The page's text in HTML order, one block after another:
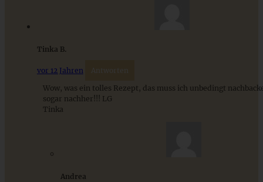
Minuten auf dem Tisch!
ZUM BEITRAG
Tinka B.
vor 12 Jahren Antworten
Wow, was ein tolles Rezept, das muss ich unbedingt
sogar nachher!!! LG
Tinka
Andrea